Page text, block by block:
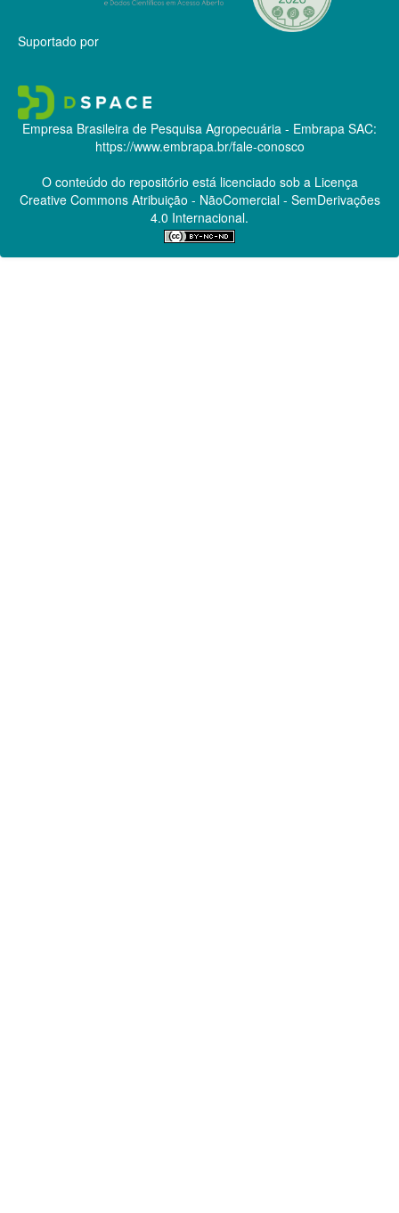
Suportado por
Empresa Brasileira de Pesquisa Agropecuária - Embrapa SAC:
https://www.embrapa.br/fale-conosco
O conteúdo do repositório está licenciado sob a Licença
Creative CommonsAtribuição - NãoComercial - SemDerivações
4.0 Internacional.